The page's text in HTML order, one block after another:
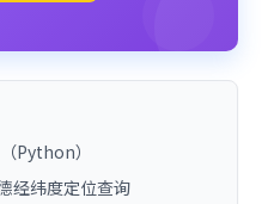
Python）
经纬度定位查询